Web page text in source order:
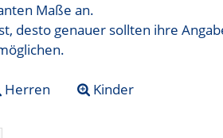
Maße an.
desto genauer sollten ihre
Herren Kinder